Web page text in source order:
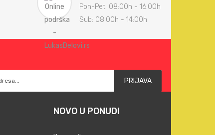
Pon-Pet: 08:00h - 16:00h
Sub: 08:00h - 14:00h
PRIJAVA
NOVO U PONUDI